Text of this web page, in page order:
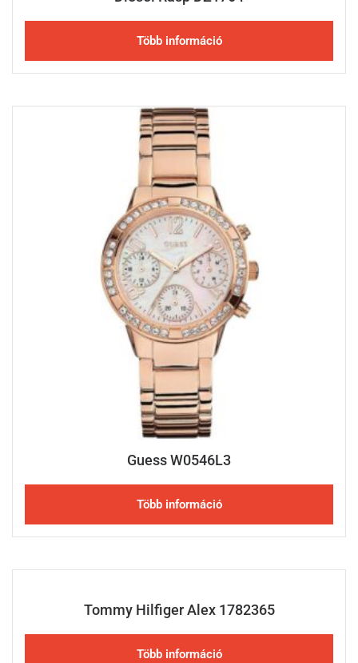
Több információ
Guess W0546L3
Több információ
Tommy Hilfiger Alex 1782365
Több információ